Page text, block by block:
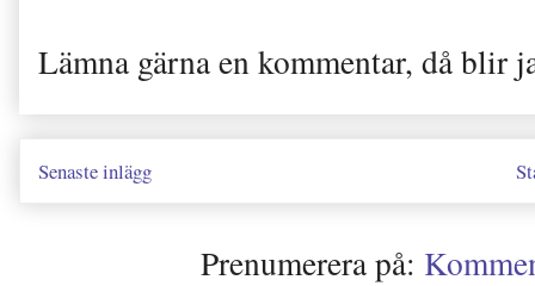
Lämna gärna en kommentar, då blir
Senaste inlägg
Prenumerera på: